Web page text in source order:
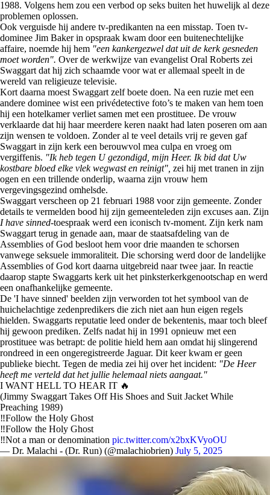
1988. Volgens hem zou een verbod op seks buiten het huwelijk al deze
problemen oplossen.
Ook verguisde hij andere tv-predikanten na een misstap. Toen tv-
dominee Jim Baker in opspraak kwam door een buitenechtelijke
affaire, noemde hij hem "een kankergezwel dat uit de kerk gesneden
moet worden". Over de werkwijze van evangelist Oral Roberts zei
Swaggart dat hij zich schaamde voor wat er allemaal speelt in de
wereld van religieuze televisie.
Kort daarna moest Swaggart zelf boete doen. Na een ruzie met een
andere dominee wist een privédetective foto’s te maken van hem toen
hij een hotelkamer verliet samen met een prostituee. De vrouw
verklaarde dat hij haar meerdere keren naakt had laten poseren om aan
zijn wensen te voldoen. Zonder al te veel details vrij re geven gaf
Swaggart in zijn kerk een berouwvol mea culpa en vroeg om
vergiffenis. "Ik heb tegen U gezondigd, mijn Heer. Ik bid dat Uw
kostbare bloed elke vlek wegwast en reinigt", zei hij met tranen in zijn
ogen en een trillende onderlip, waarna zijn vrouw hem
vergevingsgezind omhelsde.
Swaggart verscheen op 21 februari 1988 voor zijn gemeente. Zonder
details te vermelden bood hij zijn gemeenteleden zijn excuses aan. Zijn
I have sinned-toespraak werd een iconisch tv-moment. Zijn kerk nam
Swaggart terug in genade aan, maar de staatsafdeling van de
Assemblies of God besloot hem voor drie maanden te schorsen
vanwege seksuele immoraliteit. Die schorsing werd door de landelijke
Assemblies of God kort daarna uitgebreid naar twee jaar. In reactie
daarop stapte Swaggarts kerk uit het pinksterkerkgenootschap en werd
een onafhankelijke gemeente.
De 'I have sinned' beelden zijn verworden tot het symbool van de
huichelachtige zedenpredikers die zich niet aan hun eigen regels
hielden. Swaggarts reputatie leed onder de bekentenis, maar toch bleef
hij gewoon prediken. Zelfs nadat hij in 1991 opnieuw met een
prostituee was betrapt: de politie hield hem aan omdat hij slingerend
rondreed in een ongeregistreerde Jaguar. Dit keer kwam er geen
publieke biecht. Tegen de media zei hij over het incident: "De Heer
heeft me verteld dat het jullie helemaal niets aangaat."
I WANT HELL TO HEAR IT 🔥
(Jimmy Swaggart Takes Off His Shoes and Suit Jacket While
Preaching 1989)
‼️Follow the Holy Ghost
‼️Follow the Holy Ghost
‼️Not a man or denomination pic.twitter.com/x2bxKVyoOU
— Dr. Malachi - (Dr. Run) (@malachiobrien) July 5, 2025